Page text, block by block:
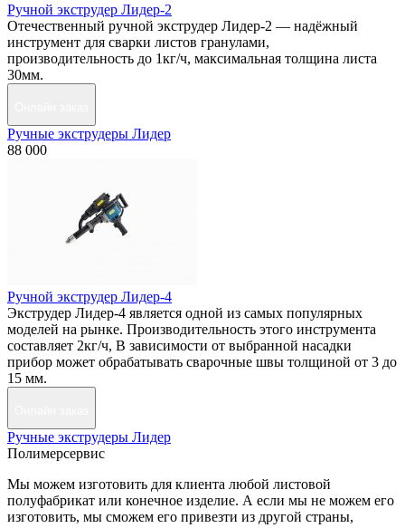
Ручной экструдер Лидер-2
Отечественный ручной экструдер Лидер-2 — надёжный
инструмент для сварки листов гранулами,
производительность до 1кг/ч, максимальная толщина листа
30мм.
Ручные экструдеры Лидер
88 000
Ручной экструдер Лидер-4
Экструдер Лидер-4 является одной из самых популярных
моделей на рынке. Производительность этого инструмента
составляет 2кг/ч, В зависимости от выбранной насадки
прибор может обрабатывать сварочные швы толщиной от 3 до
15 мм.
Ручные экструдеры Лидер
Полимерсервис
Мы можем изготовить для клиента любой листовой
полуфабрикат или конечное изделие. А если мы не можем его
изготовить, мы сможем его привезти из другой страны,